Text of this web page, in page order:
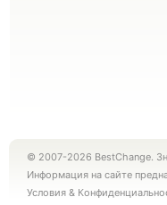
© 2007-2026 BestChange.
Информация на сайте
Условия &